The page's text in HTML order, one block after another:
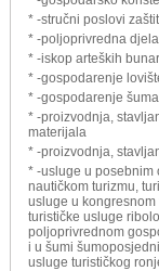
* -stručni poslovi
* -poljoprivredna
* -iskop arteških
* -gospodarenje
* -gospodarenje
* -proizvodnja,
materijala
* -proizvodnja,
* -usluge u posebnim
nautičkom turizmu,
usluge u kongresnom
turističke usluge
poljoprivrednom
i u šumi
usluge turističkog